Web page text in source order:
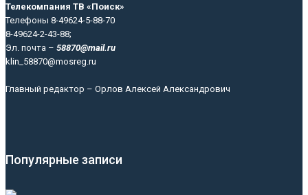
Телекомпания ТВ «Поиск»
Телефоны 8-49624-5-88-70
8-49624-2-43-88;
Эл. почта – 58870@mail.ru
klin_58870@mosreg.ru
Главный редактор – Орлов Алексей Александрович
Популярные записи